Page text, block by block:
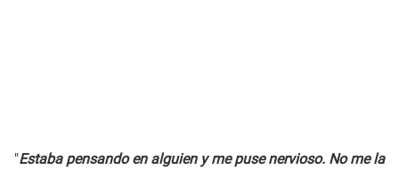
"Estaba pensando en alguien y me puse nervioso. No me la